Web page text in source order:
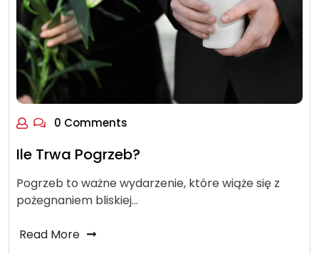
0 Comments
Ile Trwa Pogrzeb?
Pogrzeb to ważne wydarzenie, które wiąże się z
pożegnaniem bliskiej…
Read More